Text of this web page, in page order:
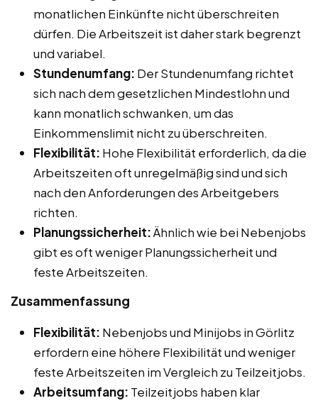
monatlichen Einkünfte nicht überschreiten
dürfen. Die Arbeitszeit ist daher stark begrenzt
und variabel.
Stundenumfang: Der Stundenumfang richtet
sich nach dem gesetzlichen Mindestlohn und
kann monatlich schwanken, um das
Einkommenslimit nicht zu überschreiten.
Flexibilität: Hohe Flexibilität erforderlich, da die
Arbeitszeiten oft unregelmäßig sind und sich
nach den Anforderungen des Arbeitgebers
richten.
Planungssicherheit:Ähnlich wie bei Nebenjobs
gibt es oft weniger Planungssicherheit und
feste Arbeitszeiten.
Zusammenfassung
Flexibilität: Nebenjobs und Minijobs in Görlitz
erfordern eine höhere Flexibilität und weniger
feste Arbeitszeiten im Vergleich zu Teilzeitjobs.
Arbeitsumfang: Teilzeitjobs haben klar